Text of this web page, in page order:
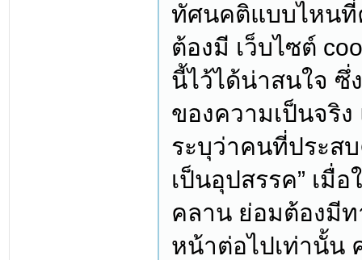
ทัศนคติแบบไหนที่
ต้องมี เว็บไซต์
นี้ไว้ได้น่าสนใจ ซึ่
ของความเป็นจริ
ระบุว่าคนที่ประส
เป็นอุปสรรค” เมื่
คลาน ย่อมต้องมี
หน้าต่อไปเท่านั้น